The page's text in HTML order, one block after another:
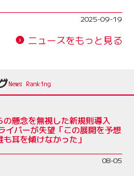
2025-09-19
ニュースをもっと見る
の懸念を無視した新規則導入
イバーが失望「この展開を予想
耳を傾けなかった」
08-05